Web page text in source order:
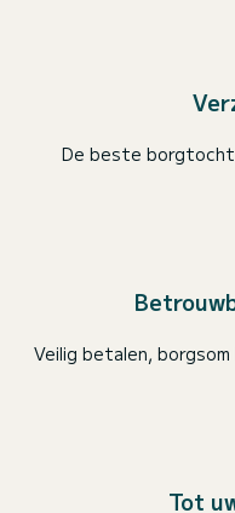
De beste borgtocht
Veilig betalen,
Tot